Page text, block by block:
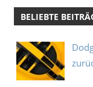
BELIEBTE